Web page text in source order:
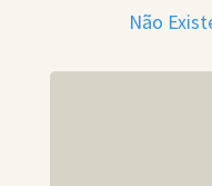
Não